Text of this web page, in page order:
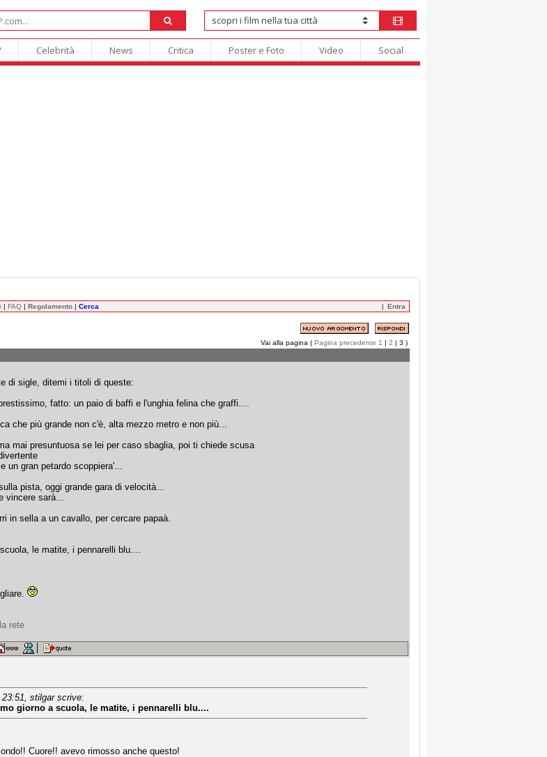
Celebrità News Critica Poster e Foto Video Social
| FAQ | Regolamento | Cerca Entra
Vai alla pagina ( Pagina precedente 1 | 2 | 3 )
di sigle, ditemi i titoli di queste:
fatto: un paio di baffi e l'unghia felina che graffi....
che più grande non c'è, alta mezzo metro e non più...
mai presuntuosa se lei per caso sbaglia, poi ti chiede scusa
un gran petardo scoppiera'...
pista, oggi grande gara di velocità...
vincere sarà...
in sella a un cavallo, per cercare papaà.
le matite, i pennarelli blu....
rete
23:51, stilgar scrive:
giorno a scuola, le matite, i pennarelli blu....
Cuore!! avevo rimosso anche questo!